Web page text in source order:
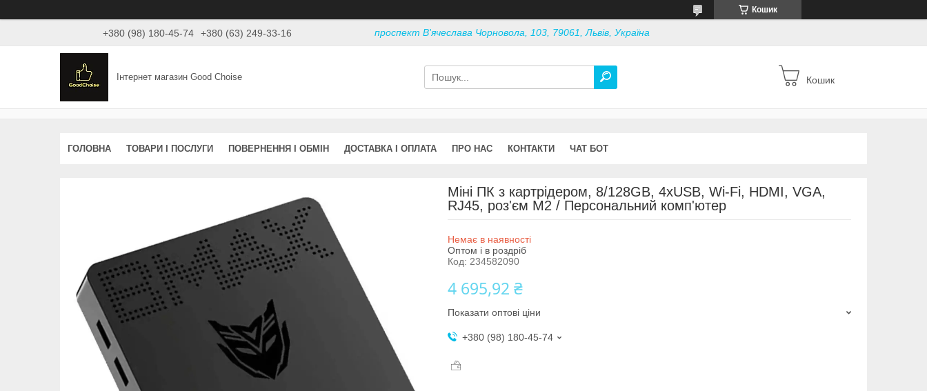
Кошик
+380 (98) 180-45-74 +380 (63) 249-33-16 проспект В'ячеслава Чорновола, 103, 79061, Львів, Україна
Інтернет магазин Good Choise Кошик
ГОЛОВНА ТОВАРИ І ПОСЛУГИ ПОВЕРНЕННЯ І ОБМІН ДОСТАВКА І ОПЛАТА ПРО НАС КОНТАКТИ ЧАТ БОТ
Міні ПК з картрідером, 8/128GB, 4xUSB, Wi-Fi, HDMI, VGA,
RJ45, роз'єм M2 / Персональний комп'ютер
Немає в наявності
Оптом і в роздріб
Код: 234582090
4 695,92 ₴
Показати оптові ціни
+380 (98) 180-45-74